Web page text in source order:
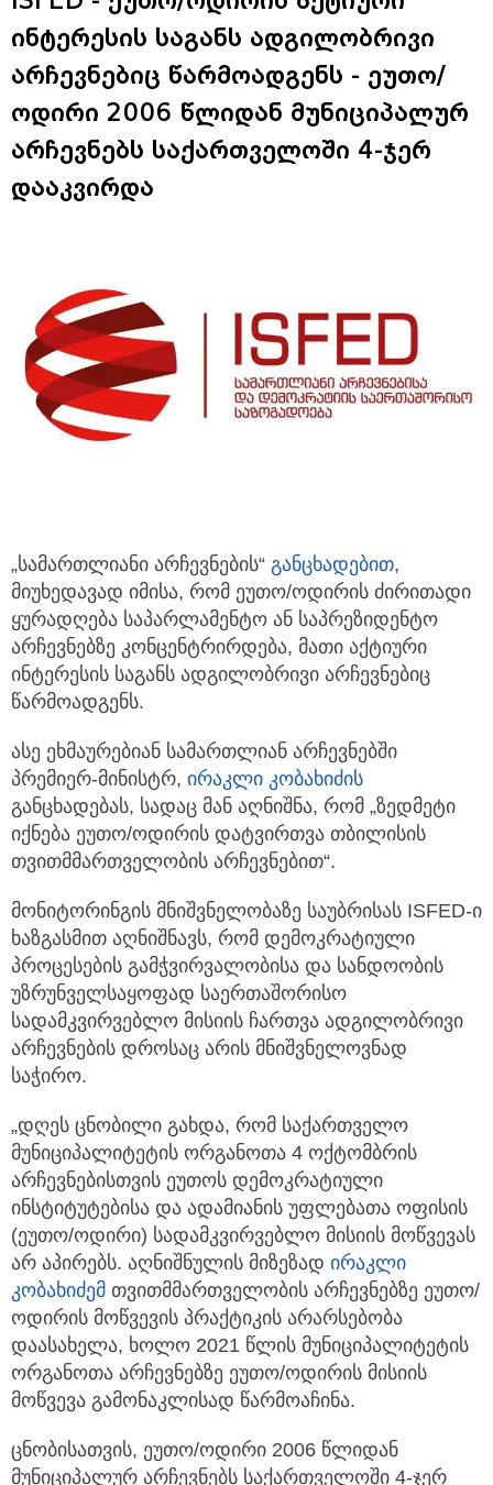
ინტერესის საგანს ადგილობრივი
არჩევნებიც წარმოადგენს - ეუთო/
ოდირი 2006 წლიდან მუნიციპალურ
არჩევნებს საქართველოში 4-ჯერ
დააკვირდა
„სამართლიანი არჩევნების“ განცხადებით,
მიუხედავად იმისა, რომ ეუთო/ოდირის ძირითადი
ყურადღება საპარლამენტო ან საპრეზიდენტო
არჩევნებზე კონცენტრირდება, მათი აქტიური
ინტერესის საგანს ადგილობრივი არჩევნებიც
წარმოადგენს.
ასე ეხმაურებიან სამართლიან არჩევნებში
პრემიერ-მინისტრ, ირაკლი კობახიძის
განცხადებას, სადაც მან აღნიშნა, რომ „ზედმეტი
იქნება ეუთო/ოდირის დატვირთვა თბილისის
თვითმმართველობის არჩევნებით“.
მონიტორინგის მნიშვნელობაზე საუბრისას ISFED-ი
ხაზგასმით აღნიშნავს, რომ დემოკრატიული
პროცესების გამჭვირვალობისა და სანდოობის
უზრუნველსაყოფად საერთაშორისო
სადამკვირვებლო მისიის ჩართვა ადგილობრივი
არჩევნების დროსაც არის მნიშვნელოვნად
საჭირო.
„დღეს ცნობილი გახდა, რომ საქართველო
მუნიციპალიტეტის ორგანოთა 4 ოქტომბრის
არჩევნებისთვის ეუთოს დემოკრატიული
ინსტიტუტებისა და ადამიანის უფლებათა ოფისის
(ეუთო/ოდირი) სადამკვირვებლო მისიის მოწვევას
არ აპირებს. აღნიშნულის მიზეზად ირაკლი
კობახიძემ თვითმმართველობის არჩევნებზე ეუთო/
ოდირის მოწვევის პრაქტიკის არარსებობა
დაასახელა, ხოლო 2021 წლის მუნიციპალიტეტის
ორგანოთა არჩევნებზე ეუთო/ოდირის მისიის
მოწვევა გამონაკლისად წარმოაჩინა.
ცნობისათვის, ეუთო/ოდირი 2006 წლიდან
მუნიციპალურ არჩევნებს საქართველოში 4-ჯერ